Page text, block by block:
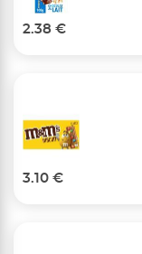
2.38 €
3.10 €